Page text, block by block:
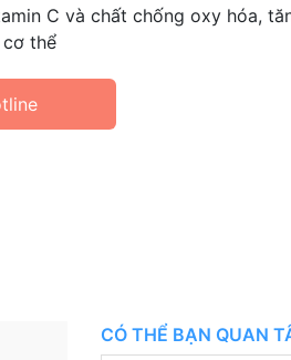
C và chất chống oxy hóa,
thể
CÓ THỂ BẠN QUAN